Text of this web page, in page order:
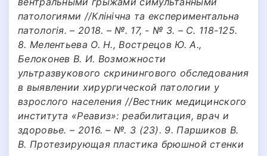
патологиями //Клінічна та експериментальна
патологія. – 2018. – №. 17, - № 3. – С. 118-125.
8. Мелентьева О. Н., Вострецов Ю. А.,
Белоконев В. И. Возможности
ультразвукового скринингового обследования
в выявлении хирургической патологии у
взрослого населения //Вестник медицинского
института «Реавиз»: реабилитация, врач и
здоровье. – 2016. – №. 3 (23). 9. Паршиков В.
В. Протезирующая пластика брюшной стенки